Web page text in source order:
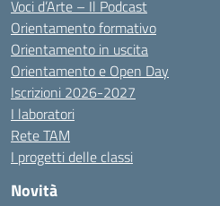
Voci d’Arte – Il Podcast
Orientamento formativo
Orientamento in uscita
Orientamento e Open Day
Iscrizioni 2026-2027
I laboratori
Rete TAM
I progetti delle classi
Novità